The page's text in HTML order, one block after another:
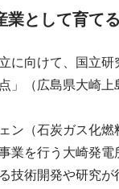
業として育てる
に向けて、国立
」（広島県大崎上
ン（石炭ガス化
業を行う大崎発
技術開発や研究が